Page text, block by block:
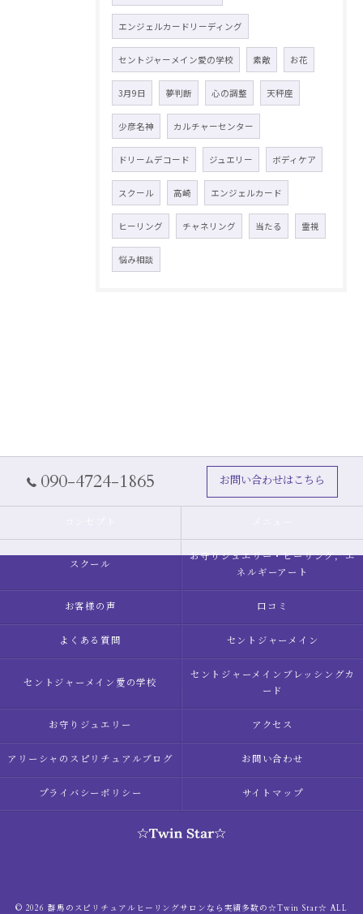
エンジェルカードリーディング
セントジャーメイン愛の学校 素敵 お花
3月9日 夢判断 心の調整 天秤座
少彦名神 カルチャーセンター
ドリームデコード ジュエリー ボディケア
スクール 高崎 エンジェルカード
ヒーリング チャネリング 当たる 霊視
悩み相談
090-4724-1865 お問い合わせはこちら
スクール
お守りジュエリー・ヒーリング，エ
ネルギーアート
お客様の声 口コミ
よくある質問 セントジャーメイン
セントジャーメイン愛の学校
セントジャーメインブレッシングカ
ード
お守りジュエリー アクセス
アリーシャのスピリチュアルブログ お問い合わせ
プライバシーポリシー サイトマップ
© 2026 群馬のスピリチュアルヒーリングサロンなら実績多数の☆Twin Star☆ ALL